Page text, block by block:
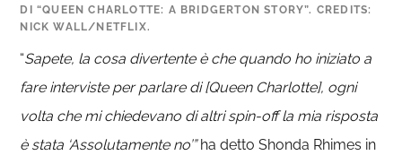
DI “QUEEN CHARLOTTE: A BRIDGERTON STORY”. CREDITS:
NICK WALL/NETFLIX.
“Sapete, la cosa divertente è che quando ho iniziato a
fare interviste per parlare di [Queen Charlotte], ogni
volta che mi chiedevano di altri spin-off la mia risposta
è stata ‘Assolutamente no’”ha detto Shonda Rhimes in